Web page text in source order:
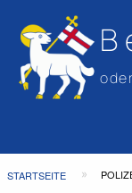
Pfadnavigation
STARTSEITE